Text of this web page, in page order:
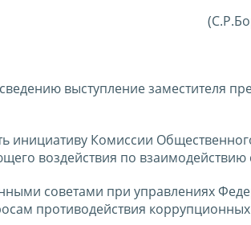
выступление заместителя
Комиссии
воздействия по взаимодействию
советами при управлениях
противодействия